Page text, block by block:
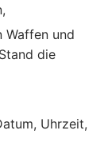
Waffen und
die
Uhrzeit,